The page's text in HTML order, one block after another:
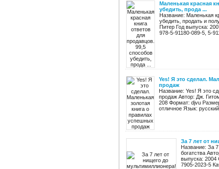
Маленькая красная
убедить, прода ...
Название: Маленькая
убедить, продать и
Питер Год выпуска:
978-5-91180-089-5, 5-
Yes! Я это сделал.
продаж
Название: Yes! Я это
продаж Автор: Дж.
208 Формат: djvu
отличное Язык:
За 7 лет от
Название: За
богатства
выпуска: 2004
7905-2023-5